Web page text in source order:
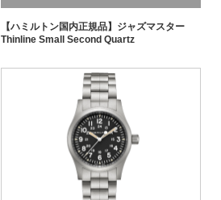
【ハミルトン国内正規品】ジャズマスター
Thinline Small Second Quartz